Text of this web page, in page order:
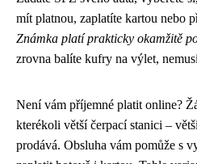
mít platnou, zaplatíte kartou nebo
Známka platí prakticky okamžitě
zrovna balíte kufry na výlet,
Není vám příjemné platit online?
kterékoli větší čerpací stanici –
prodává. Obsluha vám pomůže s